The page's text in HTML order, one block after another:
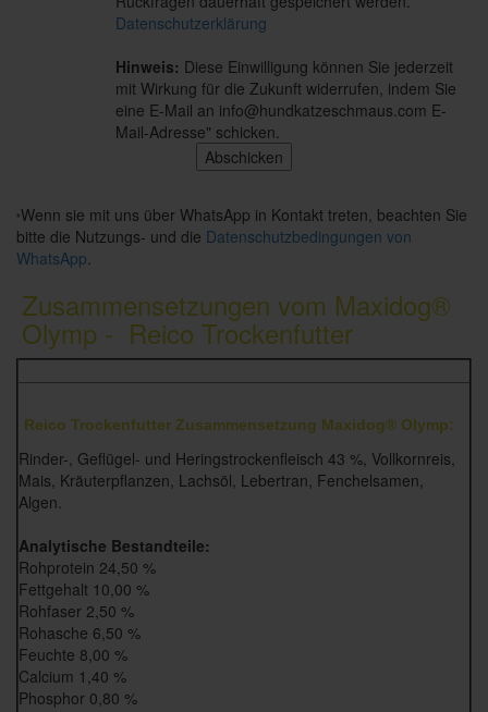
Datenschutzerklärung
Hinweis: Diese Einwilligung können Sie jederzeit
mit Wirkung für die Zukunft widerrufen, indem Sie
eine E-Mail an info@hundkatzeschmaus.com E-
Mail-Adresse" schicken.
*Wenn sie mit uns über WhatsApp in Kontakt treten, beachten Sie
bitte die Nutzungs- und die Datenschutzbedingungen von
WhatsApp.
Zusammensetzungen vom Maxidog®
Olymp - Reico Trockenfutter
Reico Trockenfutter Zusammensetzung Maxidog® Olymp:
Rinder-, Geflügel- und Heringstrockenfleisch 43 %, Vollkornreis,
Mais, Kräuterpflanzen, Lachsöl, Lebertran, Fenchelsamen,
Algen.
Analytische Bestandteile:
Rohprotein 24,50 %
Fettgehalt 10,00 %
Rohfaser 2,50 %
Rohasche 6,50 %
Feuchte 8,00 %
Calcium 1,40 %
Phosphor 0,80 %